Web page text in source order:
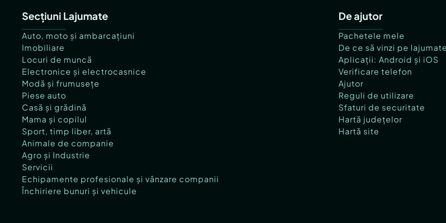
Secțiuni Lajumate
Auto, moto și ambarcațiuni
Imobiliare
Locuri de muncă
Electronice și electrocasnice
Modă și frumusețe
Piese auto
Casă și grădină
Mama și copilul
Sport, timp liber, artă
Animale de companie
Agro și Industrie
Servicii
Echipamente profesionale și vânzare companii
Închiriere bunuri și vehicule
De ajutor
Pachetele mele
De ce să vinzi pe
Aplicații: Android și iOS
Verificare telefon
Ajutor
Reguli de utilizare
Sfaturi de securitate
Hartă județelor
Hartă site